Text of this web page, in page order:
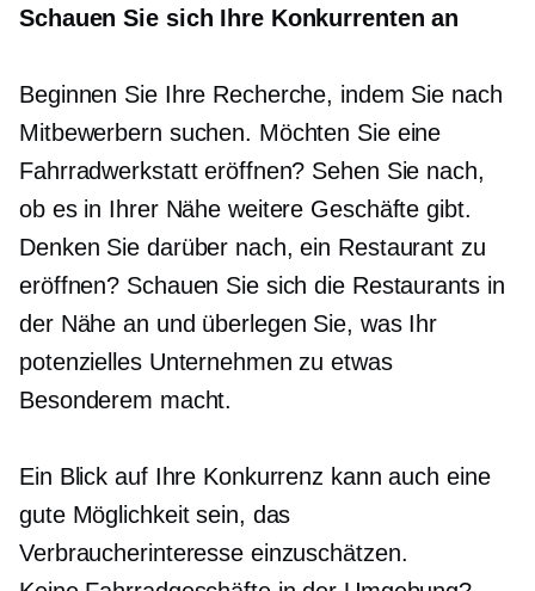
Schauen Sie sich Ihre Konkurrenten an
Beginnen Sie Ihre Recherche, indem Sie nach
Mitbewerbern suchen. Möchten Sie eine
Fahrradwerkstatt eröffnen? Sehen Sie nach,
ob es in Ihrer Nähe weitere Geschäfte gibt.
Denken Sie darüber nach, ein Restaurant zu
eröffnen? Schauen Sie sich die Restaurants in
der Nähe an und überlegen Sie, was Ihr
potenzielles Unternehmen zu etwas
Besonderem macht.
Ein Blick auf Ihre Konkurrenz kann auch eine
gute Möglichkeit sein, das
Verbraucherinteresse einzuschätzen.